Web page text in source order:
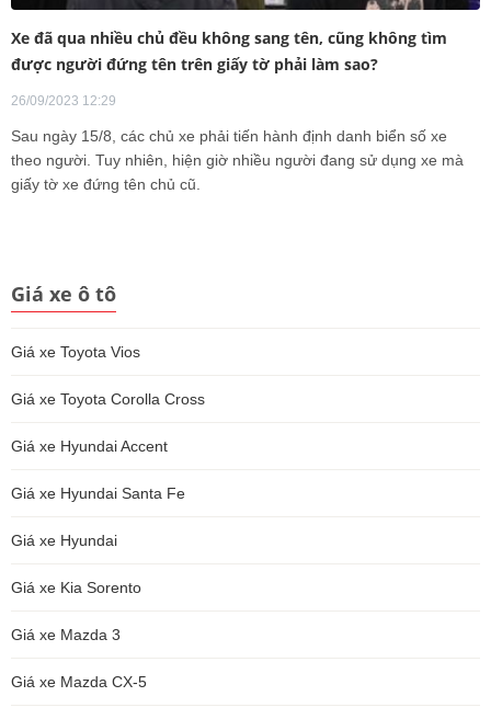
Xe đã qua nhiều chủ đều không sang tên, cũng không tìm
được người đứng tên trên giấy tờ phải làm sao?
26/09/2023 12:29
Sau ngày 15/8, các chủ xe phải tiến hành định danh biển số xe
theo người. Tuy nhiên, hiện giờ nhiều người đang sử dụng xe mà
giấy tờ xe đứng tên chủ cũ.
Giá xe ô tô
Giá xe Toyota Vios
Giá xe Toyota Corolla Cross
Giá xe Hyundai Accent
Giá xe Hyundai Santa Fe
Giá xe Hyundai
Giá xe Kia Sorento
Giá xe Mazda 3
Giá xe Mazda CX-5